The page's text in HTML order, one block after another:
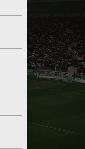
Dans les coulisses
Mardi 04 Août
Les backstages du
Lundi 03 Août
Les Verts sur le
Le programme de